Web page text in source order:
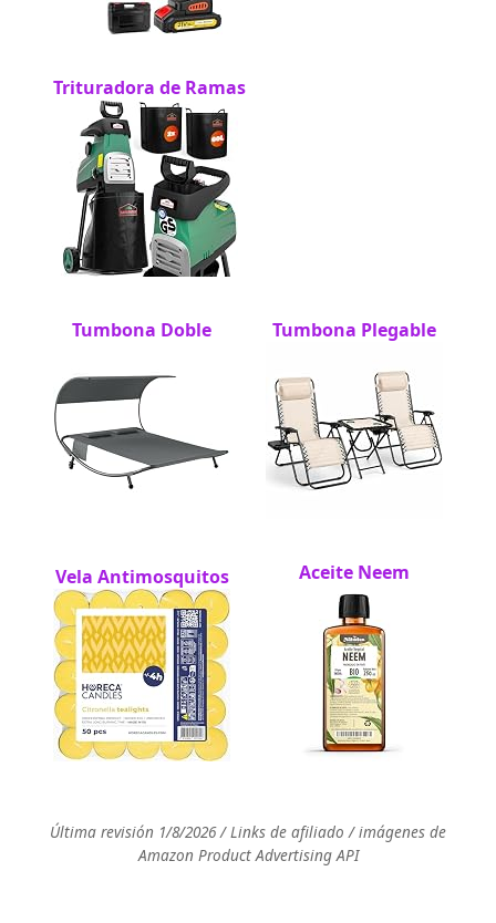
Trituradora de Ramas
Tumbona Doble Tumbona Plegable
Vela Antimosquitos Aceite Neem
Última revisión 1/8/2026 / Links de afiliado / imágenes de
Amazon Product Advertising API